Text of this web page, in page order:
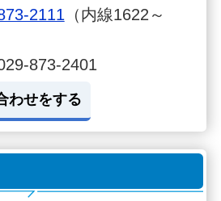
2111（内線1622～
873-2401
わせをする